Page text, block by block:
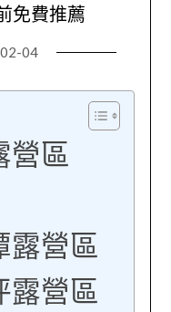
免費推薦
04
營區
露營區
露營區